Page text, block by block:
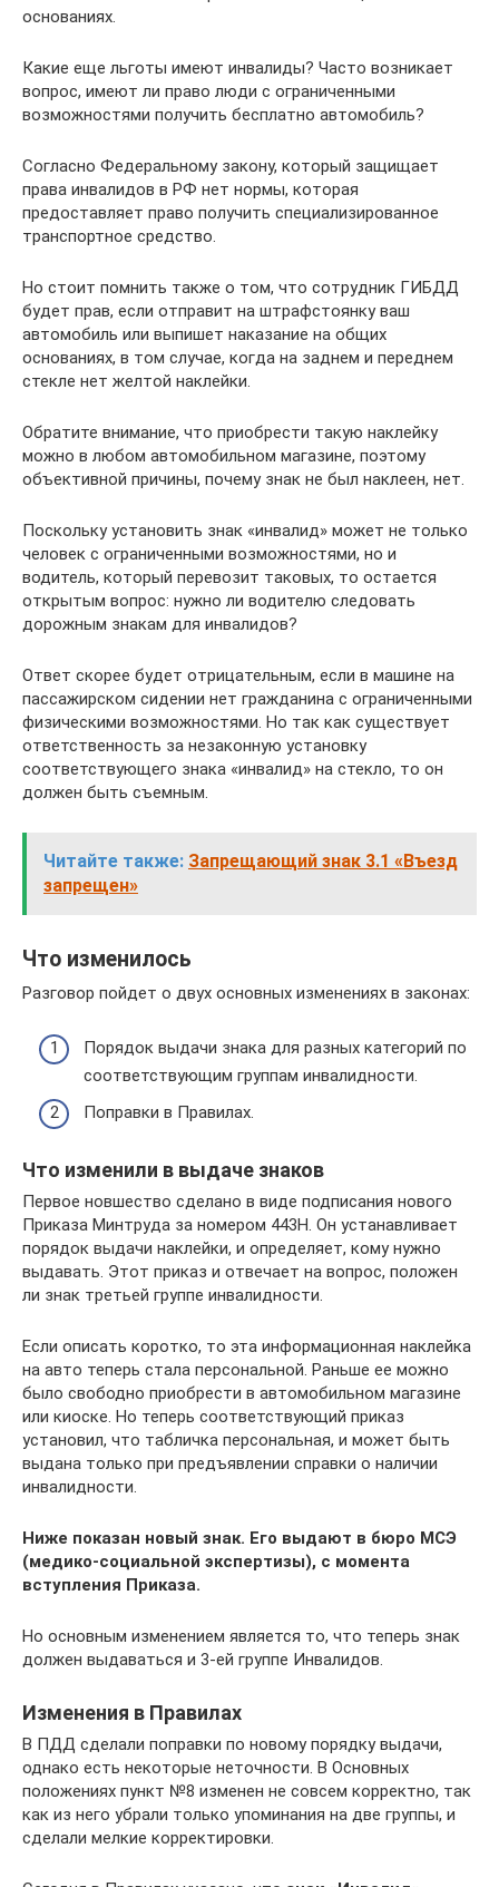
основаниях.
Какие еще льготы имеют инвалиды? Часто возникает
вопрос, имеют ли право люди с ограниченными
возможностями получить бесплатно автомобиль?
Согласно Федеральному закону, который защищает
права инвалидов в РФ нет нормы, которая
предоставляет право получить специализированное
транспортное средство.
Но стоит помнить также о том, что сотрудник ГИБДД
будет прав, если отправит на штрафстоянку ваш
автомобиль или выпишет наказание на общих
основаниях, в том случае, когда на заднем и переднем
стекле нет желтой наклейки.
Обратите внимание, что приобрести такую наклейку
можно в любом автомобильном магазине, поэтому
объективной причины, почему знак не был наклеен, нет.
Поскольку установить знак «инвалид» может не только
человек с ограниченными возможностями, но и
водитель, который перевозит таковых, то остается
открытым вопрос: нужно ли водителю следовать
дорожным знакам для инвалидов?
Ответ скорее будет отрицательным, если в машине на
пассажирском сидении нет гражданина с ограниченными
физическими возможностями. Но так как существует
ответственность за незаконную установку
соответствующего знака «инвалид» на стекло, то он
должен быть съемным.
Читайте также: Запрещающий знак 3.1 «Въезд
запрещен»
Что изменилось
Разговор пойдет о двух основных изменениях в законах:
Порядок выдачи знака для разных категорий по
соответствующим группам инвалидности.
Поправки в Правилах.
Что изменили в выдаче знаков
Первое новшество сделано в виде подписания нового
Приказа Минтруда за номером 443Н. Он устанавливает
порядок выдачи наклейки, и определяет, кому нужно
выдавать. Этот приказ и отвечает на вопрос, положен
ли знак третьей группе инвалидности.
Если описать коротко, то эта информационная наклейка
на авто теперь стала персональной. Раньше ее можно
было свободно приобрести в автомобильном магазине
или киоске. Но теперь соответствующий приказ
установил, что табличка персональная, и может быть
выдана только при предъявлении справки о наличии
инвалидности.
Ниже показан новый знак. Его выдают в бюро МСЭ
(медико-социальной экспертизы), с момента
вступления Приказа.
Но основным изменением является то, что теперь знак
должен выдаваться и 3-ей группе Инвалидов.
Изменения в Правилах
В ПДД сделали поправки по новому порядку выдачи,
однако есть некоторые неточности. В Основных
положениях пункт №8 изменен не совсем корректно, так
как из него убрали только упоминания на две группы, и
сделали мелкие корректировки.